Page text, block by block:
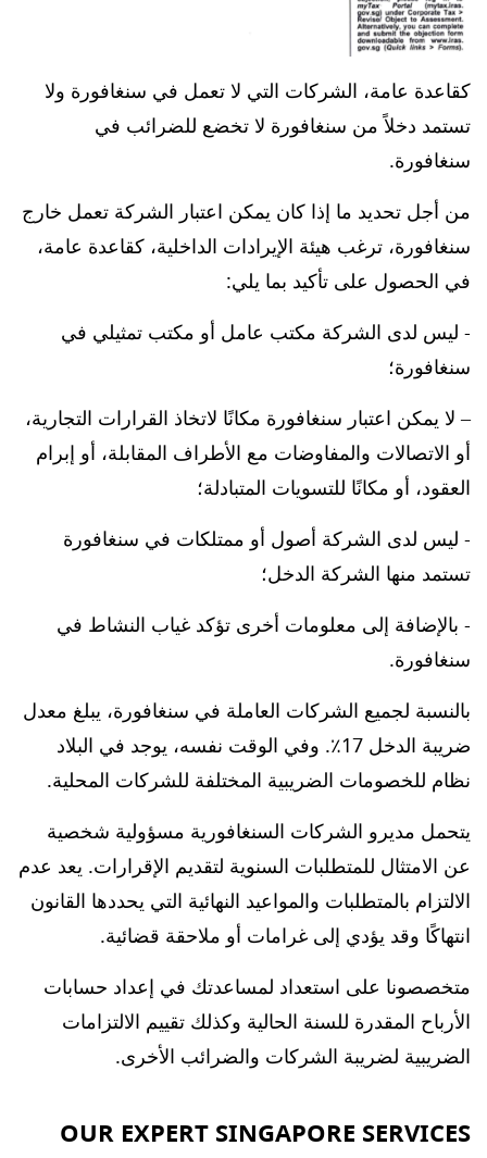
كقاعدة عامة، الشركات التي لا تعمل في سنغافورة ولا
تستمد دخلاً من سنغافورة لا تخضع للضرائب في
سنغافورة.
من أجل تحديد ما إذا كان يمكن اعتبار الشركة تعمل خارج
سنغافورة، ترغب هيئة الإيرادات الداخلية، كقاعدة عامة،
في الحصول على تأكيد بما يلي:
- ليس لدى الشركة مكتب عامل أو مكتب تمثيلي في
سنغافورة؛
– لا يمكن اعتبار سنغافورة مكانًا لاتخاذ القرارات التجارية،
أو الاتصالات والمفاوضات مع الأطراف المقابلة، أو إبرام
العقود، أو مكانًا للتسويات المتبادلة؛
- ليس لدى الشركة أصول أو ممتلكات في سنغافورة
تستمد منها الشركة الدخل؛
- بالإضافة إلى معلومات أخرى تؤكد غياب النشاط في
سنغافورة.
بالنسبة لجميع الشركات العاملة في سنغافورة، يبلغ معدل
ضريبة الدخل 17٪. وفي الوقت نفسه، يوجد في البلاد
نظام للخصومات الضريبية المختلفة للشركات المحلية.
يتحمل مديرو الشركات السنغافورية مسؤولية شخصية
عن الامتثال للمتطلبات السنوية لتقديم الإقرارات. يعد عدم
الالتزام بالمتطلبات والمواعيد النهائية التي يحددها القانون
انتهاكًا وقد يؤدي إلى غرامات أو ملاحقة قضائية.
متخصصونا على استعداد لمساعدتك في إعداد حسابات
الأرباح المقدرة للسنة الحالية وكذلك تقييم الالتزامات
الضريبية لضريبة الشركات والضرائب الأخرى.
OUR EXPERT SINGAPORE SERVICES